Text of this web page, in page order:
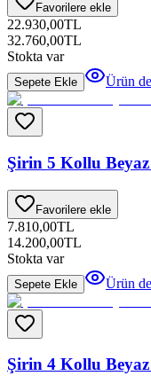
Favorilere ekle
22.930,00TL
32.760,00TL
Stokta var
Sepete Ekle Ürün
Şirin 5 Kollu
Favorilere ekle
7.810,00TL
14.200,00TL
Stokta var
Sepete Ekle Ürün
Şirin 4 Kollu